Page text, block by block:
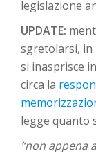
legislazione
UPDATE:
sgretolarsi, in
si inasprisce
circa la
legge quanto
“non appena